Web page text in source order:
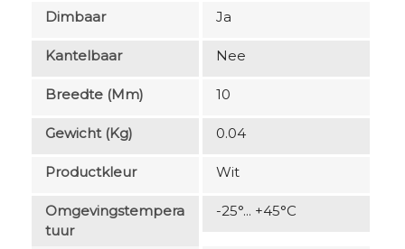
Dimbaar Ja
Kantelbaar Nee
Breedte (mm) 10
Gewicht (kg) 0.04
Productkleur Wit
Omgevingstempera
Tuur
-25°... +45°C